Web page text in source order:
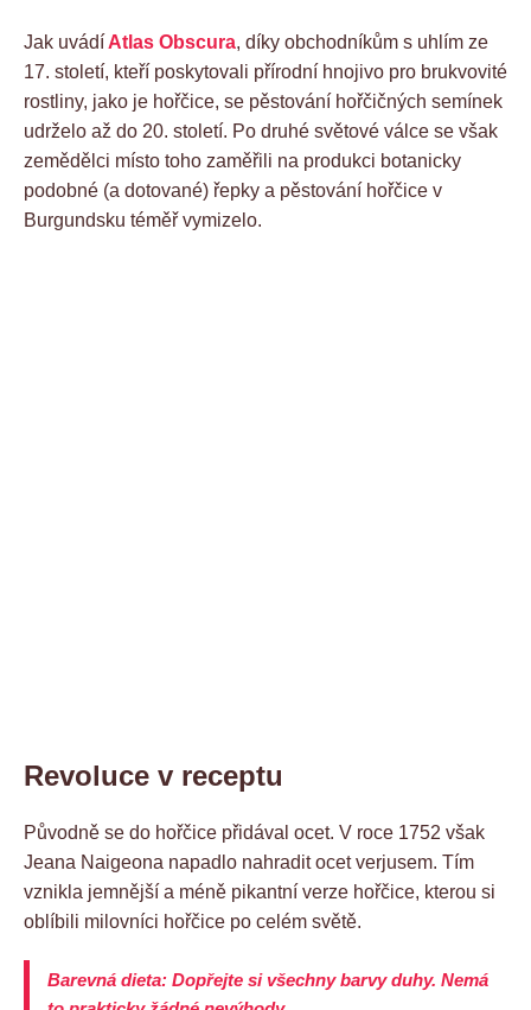
Jak uvádí Atlas Obscura, díky obchodníkům s uhlím ze
17. století, kteří poskytovali přírodní hnojivo pro brukvovité
rostliny, jako je hořčice, se pěstování hořčičných semínek
udrželo až do 20. století. Po druhé světové válce se však
zemědělci místo toho zaměřili na produkci botanicky
podobné (a dotované) řepky a pěstování hořčice v
Burgundsku téměř vymizelo.
Revoluce v receptu
Původně se do hořčice přidával ocet. V roce 1752 však
Jeana Naigeona napadlo nahradit ocet verjusem. Tím
vznikla jemnější a méně pikantní verze hořčice, kterou si
oblíbili milovníci hořčice po celém světě.
Barevná dieta: Dopřejte si všechny barvy duhy. Nemá